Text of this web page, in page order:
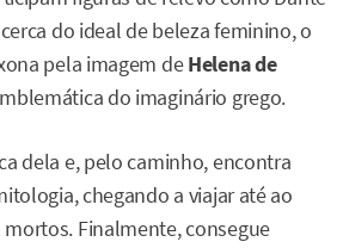
do ideal de beleza feminino, o
pela imagem deHelena de
do imaginário grego.
dela e, pelo caminho, encontra
chegando a viajar até ao
Finalmente, consegue